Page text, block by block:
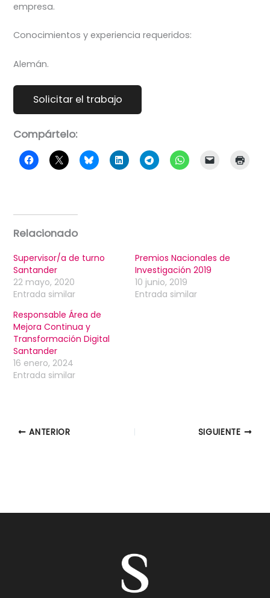
empresa.
Conocimientos y experiencia requeridos:
Alemán.
Compártelo:
Relacionado
Supervisor/a de turno
Santander
22 mayo, 2020
Entrada similar
Premios Nacionales de
Investigación 2019
10 junio, 2019
Entrada similar
Responsable Área de
Mejora Continua y
Transformación Digital
Santander
16 enero, 2024
Entrada similar
ANTERIOR SIGUIENTE